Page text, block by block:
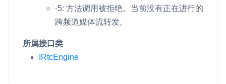
-5: 方法调用被拒绝。当前没有正在进行的
跨频道媒体流转发。
所属接口类
IRtcEngine